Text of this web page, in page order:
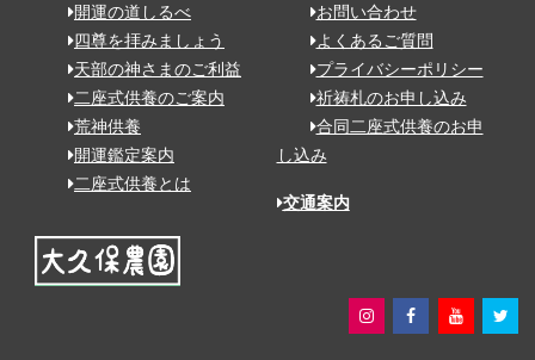
開運の道しるべ
四尊を拝みましょう
天部の神さまのご利益
二座式供養のご案内
荒神供養
開運鑑定案内
二座式供養とは
お問い合わせ
よくあるご質問
プライバシーポリシー
祈祷札のお申し込み
合同二座式供養のお申
し込み
交通案内